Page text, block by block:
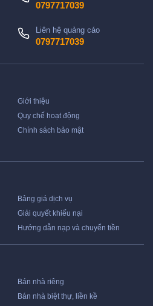
0797717039
Liên hệ quảng cáo
0797717039
Giới thiệu
Quy chế hoạt động
Chính sách bảo mật
Bảng giá dịch vụ
Giải quyết khiếu nại
Hướng dẫn nạp và chuyển tiền
Bán nhà riêng
Bán nhà biệt thự, liền kề